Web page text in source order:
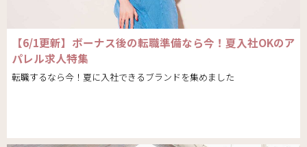
【6/1更新】ボーナス後の転職準備なら今！夏入社OKのア
パレル求人特集
転職するなら今！夏に入社できるブランドを集めました